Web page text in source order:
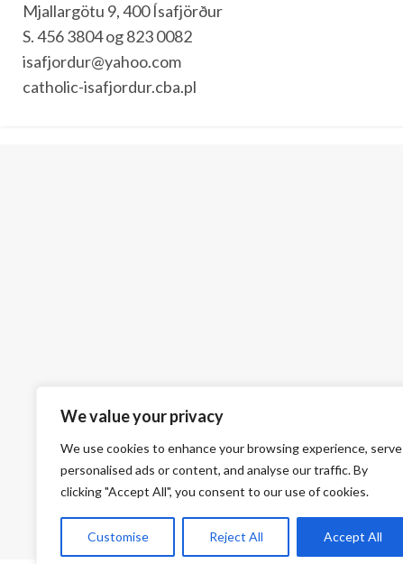
We value your privacy
We use cookies to enhance your browsing experience, serve
personalised ads or content, and analyse our traffic. By
clicking "Accept All", you consent to our use of cookies.
Customise Reject All Accept All
Mjallargötu 9, 400 Ísafjörður
S. 456 3804 og 823 0082
isafjordur@yahoo.com
catholic-isafjordur.cba.pl